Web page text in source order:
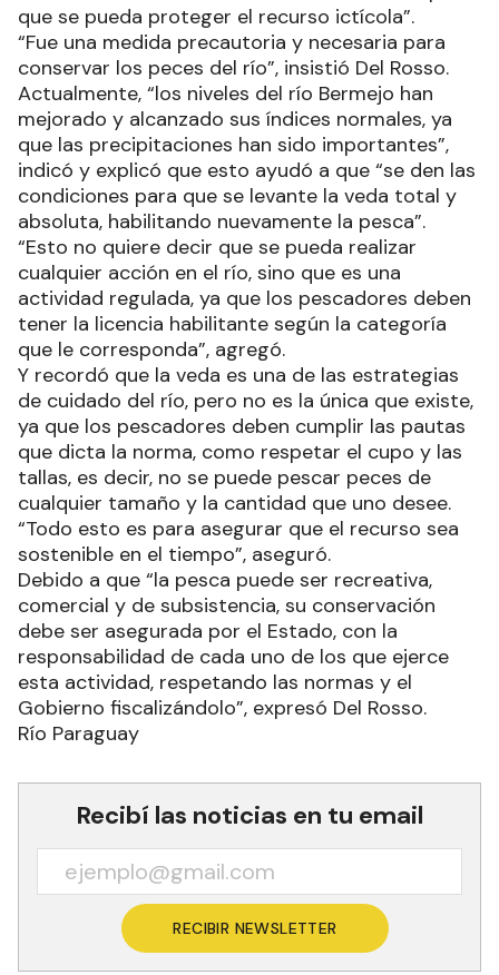
que se pueda proteger el recurso ictícola”.
“Fue una medida precautoria y necesaria para
conservar los peces del río”, insistió Del Rosso.
Actualmente, “los niveles del río Bermejo han
mejorado y alcanzado sus índices normales, ya
que las precipitaciones han sido importantes”,
indicó y explicó que esto ayudó a que “se den las
condiciones para que se levante la veda total y
absoluta, habilitando nuevamente la pesca”.
“Esto no quiere decir que se pueda realizar
cualquier acción en el río, sino que es una
actividad regulada, ya que los pescadores deben
tener la licencia habilitante según la categoría
que le corresponda”, agregó.
Y recordó que la veda es una de las estrategias
de cuidado del río, pero no es la única que existe,
ya que los pescadores deben cumplir las pautas
que dicta la norma, como respetar el cupo y las
tallas, es decir, no se puede pescar peces de
cualquier tamaño y la cantidad que uno desee.
“Todo esto es para asegurar que el recurso sea
sostenible en el tiempo”, aseguró.
Debido a que “la pesca puede ser recreativa,
comercial y de subsistencia, su conservación
debe ser asegurada por el Estado, con la
responsabilidad de cada uno de los que ejerce
esta actividad, respetando las normas y el
Gobierno fiscalizándolo”, expresó Del Rosso.
Río Paraguay
Recibí las noticias en tu email
RECIBIR NEWSLETTER